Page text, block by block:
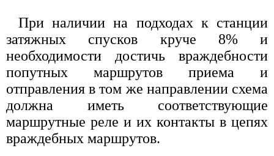
При наличии на подходах к станции
затяжных спусков круче 8% и
необходимости достичь враждебности
попутных маршрутов приема и
отправления в том же направлении схема
должна иметь соответствующие
маршрутные реле и их контакты в цепях
враждебных маршрутов.